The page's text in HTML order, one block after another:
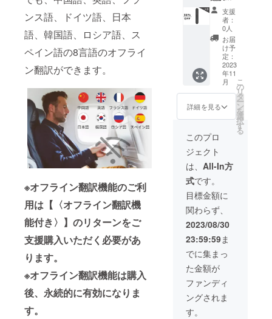
ンス語、ドイツ語、日本
語、韓国語、ロシア語、ス
ペイン語の8言語のオフライ
ン翻訳ができます。
※オフライン翻訳機能のご利
用は【〈オフライン翻訳機
能付き〉】のリターンをご
支援購入いただく必要があ
ります。
※オフライン翻訳機能は購入
後、永続的に有効になりま
す。
オフラ
イン翻
訳機能
を有効
にする
カード
×2 充電
ケーブ
30cm×
2 スト
2 日本
説明書
×2 ※2色
からお
選びい
ただけ
ます。
※オフラ
イン翻
は購入
後、永
続的に
有効に
なりま
す。
能付
き】AI
音声翻
訳機
「Senof
u」×3
定価：
51,459
円（税
込） ※
送料無
料（日
限定）
内容
物： AI
音声翻
訳機
「Senof
u」×3
オフラ
イン翻
訳機能
を有効
にする
カード
×3 充電
ケーブ
ル
30cm×
3 スト
支援
者：
0人
お届
け予
定：
2023
年11
月
詳細を見る
こ
の
リ
タ
ー
ン
を
選
択
す
る
このプロ
ジェクト
は、 All-In方
式です。
目標金額に
関わらず、
2023/08/30
23:59:59ま
でに集まっ
た金額が
ファンディ
ングされま
す。